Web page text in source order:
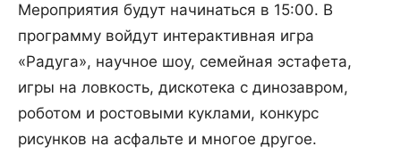
Мероприятия будут начинаться в 15:00. В
программу войдут интерактивная игра
«Радуга», научное шоу, семейная эстафета,
игры на ловкость, дискотека с динозавром,
роботом и ростовыми куклами, конкурс
рисунков на асфальте и многое другое.